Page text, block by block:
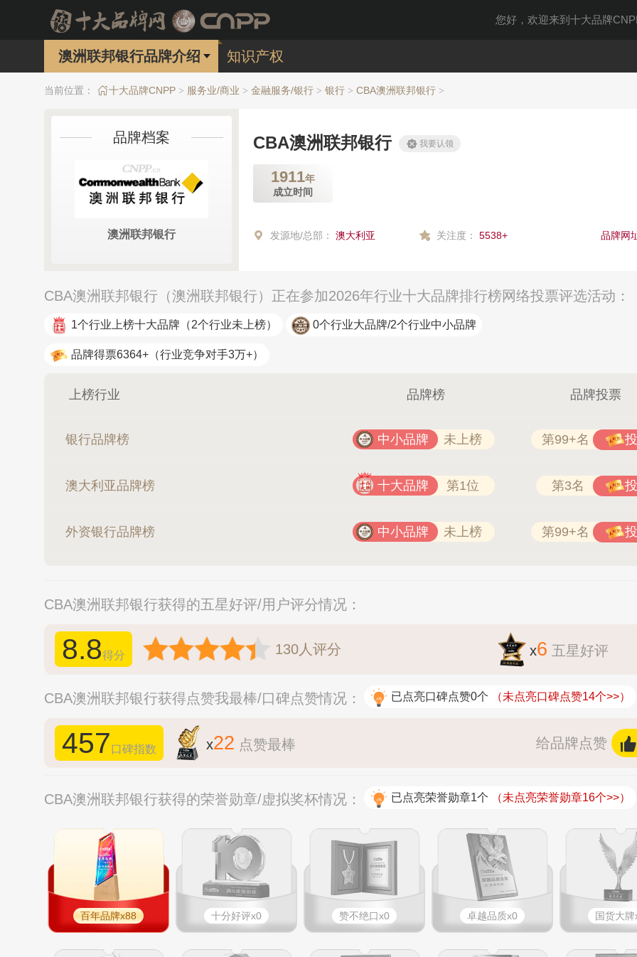
您好，欢迎来到十大品牌
澳洲联邦银行品牌介绍 知识产权
当前位置： 十大品牌CNPP > 服务业/商业 > 金融服务/银行 > 银行 > CBA澳洲联邦银行 >
品牌档案
澳洲联邦银行
CBA澳洲联邦银行 我要认领
1911年
成立时间
发源地/总部： 澳大利亚 关注度： 5538+ 品牌网
CBA澳洲联邦银行（澳洲联邦银行）正在参加2026年行业十大品牌排行榜网络投票评选活动：
1个行业上榜十大品牌 （2个行业未上榜） 0个行业大品牌/2个行业中小品牌
品牌得票6364+ （行业竞争对手3万+）
上榜行业 品牌榜 品牌投票
银行品牌榜 中小品牌 未上榜 第99+名
澳大利亚品牌榜 十大品牌 第1位 第3名
外资银行品牌榜 中小品牌 未上榜 第99+名
CBA澳洲联邦银行获得的五星好评/用户评分情况：
8.8得分 130人评分 x6 五星好评
CBA澳洲联邦银行获得点赞我最棒/口碑点赞情况： 已点亮口碑点赞0个 （未点亮口碑点赞14个>>）
457口碑指数 x22 点赞最棒 给品牌点赞
CBA澳洲联邦银行获得的荣誉勋章/虚拟奖杯情况： 已点亮荣誉勋章1个 （未点亮荣誉勋章16个>>）
百年品牌x88 十分好评x0 赞不绝口x0 卓越品质x0 国货大牌